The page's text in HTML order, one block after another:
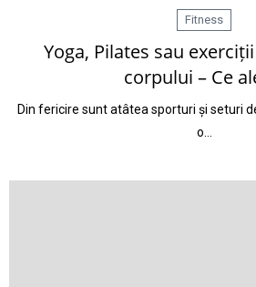
Fitness
Yoga, Pilates sau
corpului – Ce
Din fericire sunt atâtea sporturi și seturi
o…